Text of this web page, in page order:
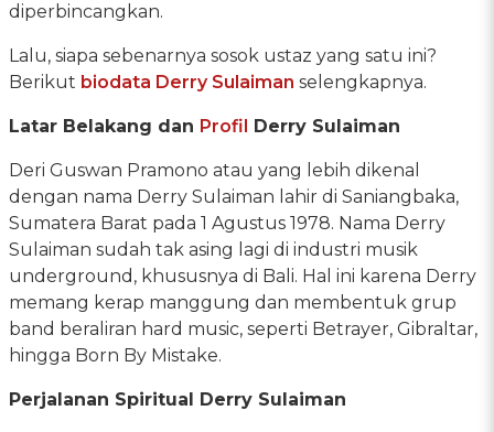
diperbincangkan.
Lalu, siapa sebenarnya sosok ustaz yang satu ini?
Berikut biodata Derry Sulaiman selengkapnya.
Latar Belakang dan Profil Derry Sulaiman
Deri Guswan Pramono atau yang lebih dikenal
dengan nama Derry Sulaiman lahir di Saniangbaka,
Sumatera Barat pada 1 Agustus 1978. Nama Derry
Sulaiman sudah tak asing lagi di industri musik
underground, khususnya di Bali. Hal ini karena Derry
memang kerap manggung dan membentuk grup
band beraliran hard music, seperti Betrayer, Gibraltar,
hingga Born By Mistake.
Perjalanan Spiritual Derry Sulaiman